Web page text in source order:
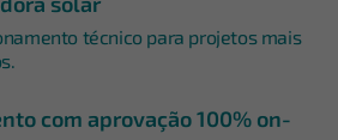
técnico para projetos mais
com aprovação 100% on-